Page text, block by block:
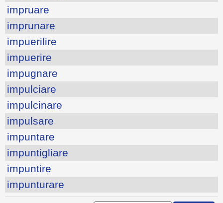
impruare
imprunare
impuerilire
impuerire
impugnare
impulciare
impulcinare
impulsare
impuntare
impuntigliare
impuntire
impunturare